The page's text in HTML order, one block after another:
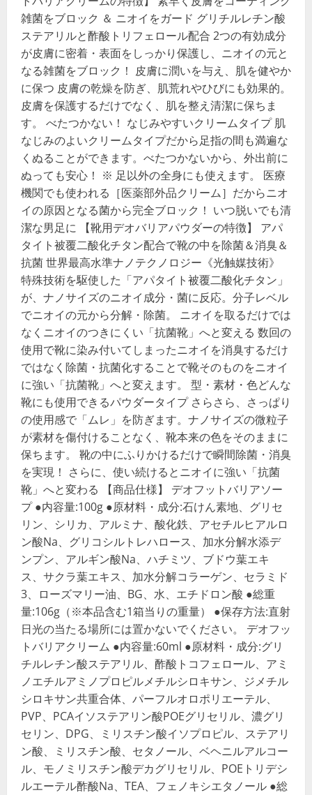
雑菌をブロック ＆ ニオイをガード グリチルレチン酸
ステアリルと酢酸トリフェロール配合 2つの有効成分
が皮膚に密着・表面をしっかり保護し、ニオイの元と
なる雑菌をブロック！ 皮膚に潤いを与え、肌を健やか
に保つ 皮膚の乾燥を防ぎ、肌荒れやひびにも効果的。
皮膚を保護するだけでなく、肌を整え清潔に保ちま
す。 べたつかない！ なじみやすいクリームタイプ 肌
なじみのよいクリームタイプだから足指の間も満遍な
くぬることができます。べたつかないから、外出前に
ぬっても安心！ ※ 足以外の全身にも使えます。 医療
機関でも使われる［医薬部外品クリーム］だからニオ
イの原因となる菌から完全ブロック！ いつ脱いでも清
潔な男足に 【靴用デオバリアパウダーの特徴】 アパ
タイト被覆二酸化チタン配合で靴の中を除菌＆消臭＆
抗菌 世界最高水準ナノテクノロジー《光触媒技術》
特殊技術を駆使した「アパタイト被覆二酸化チタン」
が、ナノサイズのニオイ成分・菌に反応。分子レベル
でニオイの元から分解・除菌。 ニオイを取るだけでは
なくニオイのつきにくい「抗菌靴」へと変える 数回の
使用で靴に染み付いてしまったニオイを消臭するだけ
ではなく除菌・抗菌化することで靴そのものをニオイ
に強い「抗菌靴」へと変えます。 型・素材・色どんな
靴にも使用できるパウダータイプ さらさら、さっぱり
の使用感で「ムレ」を防ぎます。ナノサイズの微粒子
が素材を傷付けることなく、靴本来の色をそのままに
保ちます。 靴の中にふりかけるだけで瞬間除菌・消臭
を実現！ さらに、使い続けるとニオイに強い「抗菌
靴」へと変わる 【商品仕様】 デオフットバリアソー
プ ●内容量:100g ●原材料・成分:石けん素地、グリセ
リン、シリカ、アルミナ、酸化鉄、アセチルヒアルロ
ン酸Na、グリコシルトレハロース、加水分解水添デ
ンプン、アルギン酸Na、ハチミツ、ブドウ葉エキ
ス、サクラ葉エキス、加水分解コラーゲン、セラミド
3、ローズマリー油、BG、水、エチドロン酸 ●総重
量:106g（※本品含む1箱当りの重量） ●保存方法:直射
日光の当たる場所には置かないでください。 デオフッ
トバリアクリーム ●内容量:60ml ●原材料・成分:グリ
チルレチン酸ステアリル、酢酸トコフェロール、アミ
ノエチルアミノプロピルメチルシロキサン、ジメチル
シロキサン共重合体、パーフルオロポリエーテル、
PVP、PCAイソステアリン酸POEグリセリル、濃グリ
セリン、DPG、ミリスチン酸イソプロピル、ステアリ
ン酸、ミリスチン酸、セタノール、ベヘニルアルコー
ル、モノミリスチン酸デカグリセリル、POEトリデシ
ルエーテル酢酸Na、TEA、フェノキシエタノール ●総